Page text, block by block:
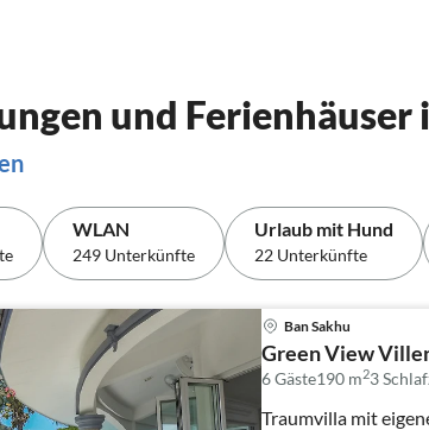
und Ferienhäuser
WLAN
249 Unterkünfte
Urlaub mit Hund
22 Unterkünfte
Ban Sakhu
Green View
6 Gäste190 m23
Traumvilla mit